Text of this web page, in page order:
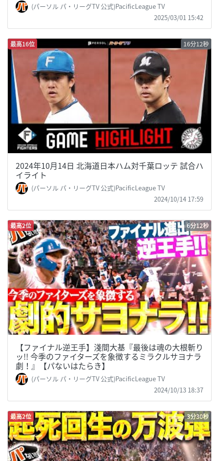
(パーソル パ・リーグTV 公式)PacificLeague TV
2025/03/01 15:42
最高16位 16分12秒
2024年10月14日 北海道日本ハム対千葉ロッテ 試合ハ
イライト
(パーソル パ・リーグTV 公式)PacificLeague TV
2024/10/14 17:59
最高2位 6分12秒
【ファイナル逆王手】淺間大基『最後は魂の大根斬り
ッ!! 今季のファイターズを象徴するミラクルサヨナラ
劇！』【パないはたらき】
(パーソル パ・リーグTV 公式)PacificLeague TV
2024/10/13 18:37
最高2位 3分30秒